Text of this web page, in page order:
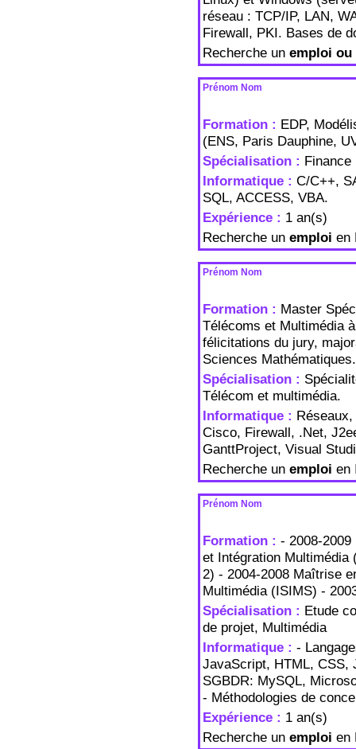
réseau : TCP/IP, LAN,
Firewall, PKI. Bases de
Recherche un emploi ou
Prénom Nom
Formation : EDP,
(ENS, Paris Dauphine,
Spécialisation : Finance
Informatique : C/C++,
SQL, ACCESS, VBA.
Expérience : 1 an(s)
Recherche un emploi en
Prénom Nom
Formation : Master
Télécoms et Multimédia
félicitations du jury,
Sciences
Spécialisation :
Télécom et multimédia.
Informatique :
Cisco, Firewall, .Net,
GanttProject, Visual
Recherche un emploi en
Prénom Nom
Formation : - 2008-
et Intégration Multimédia
2) - 2004-2008 Maîtrise
Multimédia (ISIMS) -
Spécialisation : Etude
de projet, Multimédia
Informatique : -
JavaScript, HTML, CSS,
SGBDR: MySQL,
- Méthodologies de
Expérience : 1 an(s)
Recherche un emploi en